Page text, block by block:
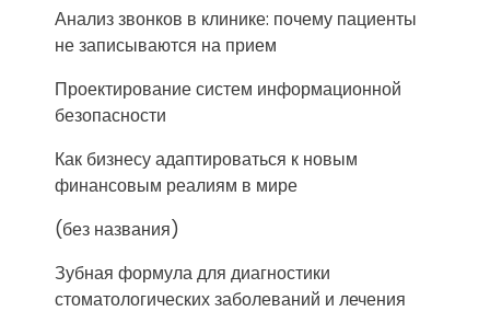
Анализ звонков в клинике: почему пациенты
не записываются на прием
Проектирование систем информационной
безопасности
Как бизнесу адаптироваться к новым
финансовым реалиям в мире
(без названия)
Зубная формула для диагностики
стоматологических заболеваний и лечения